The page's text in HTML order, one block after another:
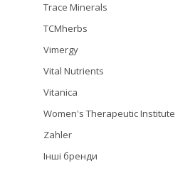
Trace Minerals
TCMherbs
Vimergy
Vital Nutrients
Vitanica
Women's Therapeutic Institute
Zahler
Інші бренди